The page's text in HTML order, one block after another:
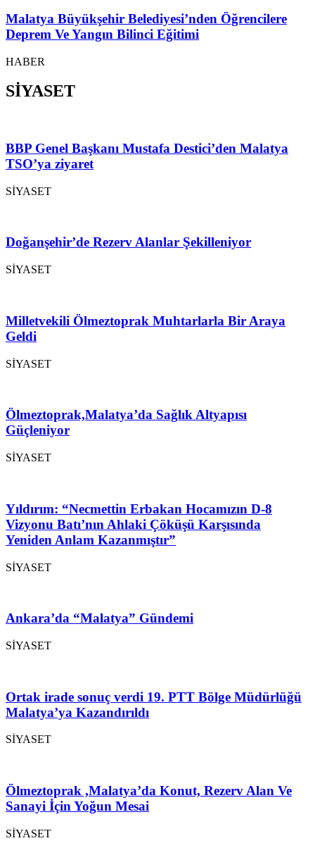
Malatya Büyükşehir Belediyesi’nden Öğrencilere
Deprem Ve Yangın Bilinci Eğitimi
HABER
SİYASET
BBP Genel Başkanı Mustafa Destici’den Malatya
TSO’ya ziyaret
SİYASET
Doğanşehir’de Rezerv Alanlar Şekilleniyor
SİYASET
Milletvekili Ölmeztoprak Muhtarlarla Bir Araya
Geldi
SİYASET
Ölmeztoprak,Malatya’da Sağlık Altyapısı
Güçleniyor
SİYASET
Yıldırım: “Necmettin Erbakan Hocamızın D-8
Vizyonu Batı’nın Ahlaki Çöküşü Karşısında
Yeniden Anlam Kazanmıştır”
SİYASET
Ankara’da “Malatya” Gündemi
SİYASET
Ortak irade sonuç verdi 19. PTT Bölge Müdürlüğü
Malatya’ya Kazandırıldı
SİYASET
Ölmeztoprak ,Malatya’da Konut, Rezerv Alan Ve
Sanayi İçin Yoğun Mesai
SİYASET